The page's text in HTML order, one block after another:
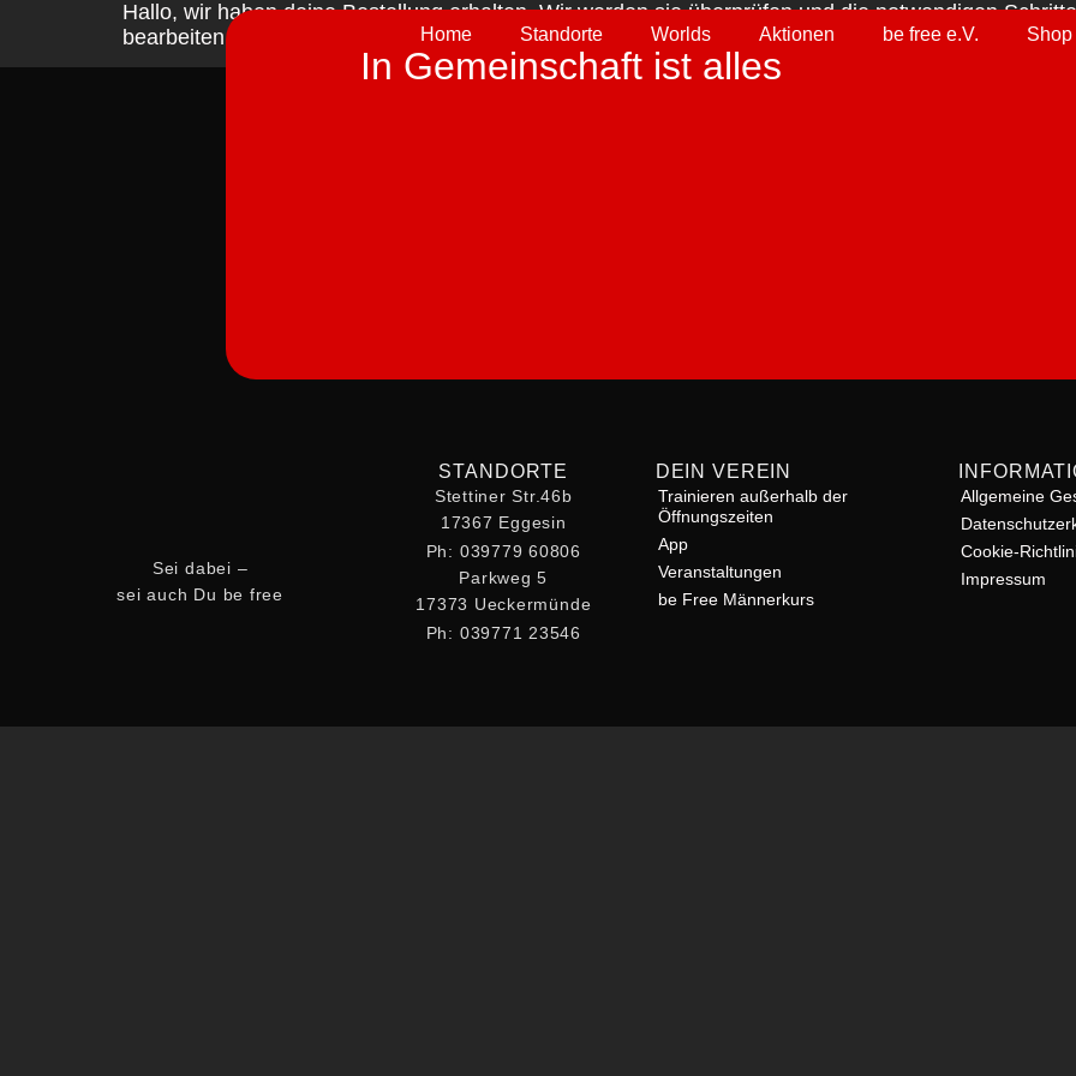
Home Standorte Worlds Aktionen be free e.V. Shop
Hallo, wir haben deine Bestellung erhalten. Wir werden sie überprüfen und die notwendigen
bearbeiten.
In Gemeinschaft ist alles
Sei dabei –
sei auch Du be free
STANDORTE
Stettiner Str.46b
17367 Eggesin
Ph: 039779 60806
Parkweg 5
17373 Ueckermünde
Ph: 039771 23546
DEIN VEREIN
Trainieren außerhalb der
Öffnungszeiten
App
Veranstaltungen
be Free Männerkurs
Allgemeine
Cookie-
Impressum